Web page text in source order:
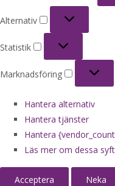
Alternativ
Statistik
Marknadsföring
Hantera alternativ
Hantera tjänster
Hantera
Läs mer om dessa
Acceptera Neka